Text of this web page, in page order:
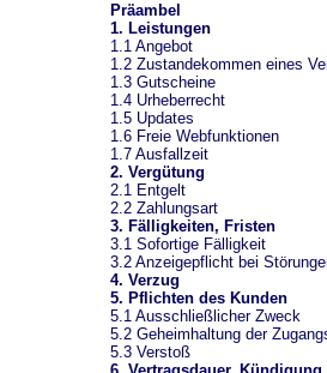
Präambel
1. Leistungen
1.1 Angebot
1.2 Zustandekommen eines
1.3 Gutscheine
1.4 Urheberrecht
1.5 Updates
1.6 Freie Webfunktionen
1.7 Ausfallzeit
2. Vergütung
2.1 Entgelt
2.2 Zahlungsart
3. Fälligkeiten, Fristen
3.1 Sofortige Fälligkeit
3.2 Anzeigepflicht bei
4. Verzug
5. Pflichten des Kunden
5.1 Ausschließlicher Zweck
5.2 Geheimhaltung der
5.3 Verstoß